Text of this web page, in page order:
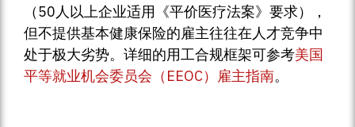
（50人以上企业适用《平价医疗法案》要求），
但不提供基本健康保险的雇主往往在人才竞争中
处于极大劣势。详细的用工合规框架可参考美国
平等就业机会委员会（EEOC）雇主指南。